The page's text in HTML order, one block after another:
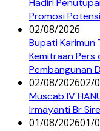
Hadiri
Promosi
02/08/2026
Bupati Karimun
Kemitraan Pers
Pembangunan
02/08/202602/
Muscab IV
Irmayanti Br
01/08/202601/